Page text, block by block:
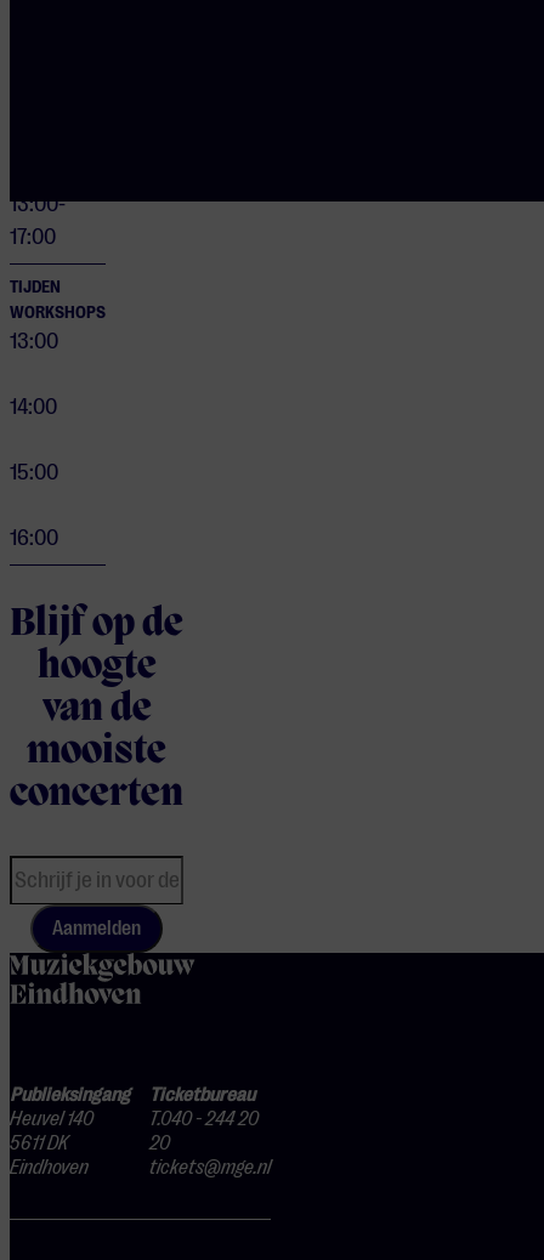
13:00-
17:00
TIJDEN
WORKSHOPS
13:00
14:00
15:00
16:00
Blijf op de
hoogte
van de
mooiste
concerten
Aanmelden
Publieksingang
Heuvel 140
5611 DK
Eindhoven
Ticketbureau
T.040 - 244 20
20
tickets@mge.nl